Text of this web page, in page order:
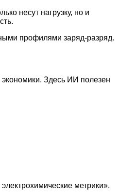
несут нагрузку, но и
профилями заряд-разряд.
Здесь ИИ полезен
метрики».